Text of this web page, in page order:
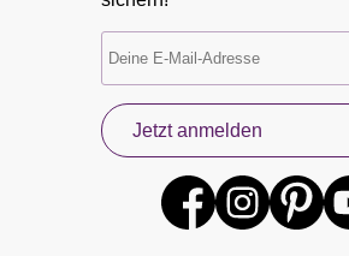
Jetzt anmelden